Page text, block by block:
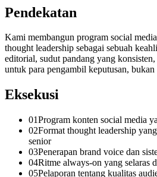
Pendekatan
Kami membangun program social
thought leadership sebagai sebuah
editorial, sudut pandang yang
untuk para pengambil keputusan,
Eksekusi
01Program konten social media
02Format thought leadership
senior
03Penerapan brand voice dan
04Ritme always-on yang selaras
05Pelaporan tentang kualitas